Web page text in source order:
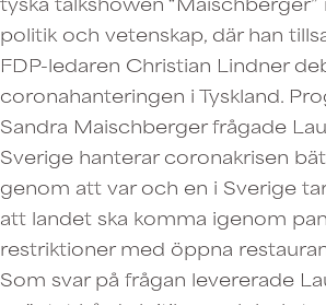
politik och vetenskap, där han
FDP-ledaren Christian Lindner
coronahanteringen i Tyskland.
Sandra Maischberger frågade
Sverige hanterar coronakrisen
genom att var och en i Sverige
att landet ska komma igenom
restriktioner med öppna
Som svar på frågan levererade